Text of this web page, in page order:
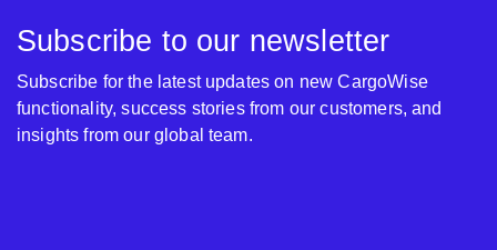
Subscribe to our newsletter
Subscribe for the latest updates on new CargoWise
functionality, success stories from our customers, and
insights from our global team.